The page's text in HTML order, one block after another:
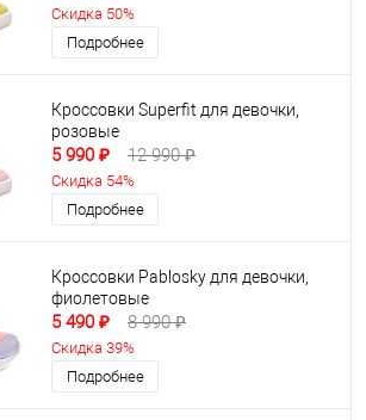
Скидка 50%
Подробнее
Кроссовки Superfit для девочки,
розовые
5 990 ₽ 12 990 ₽
Скидка 54%
Подробнее
Кроссовки Pablosky для девочки,
фиолетовые
5 490 ₽ 8 990 ₽
Скидка 39%
Подробнее